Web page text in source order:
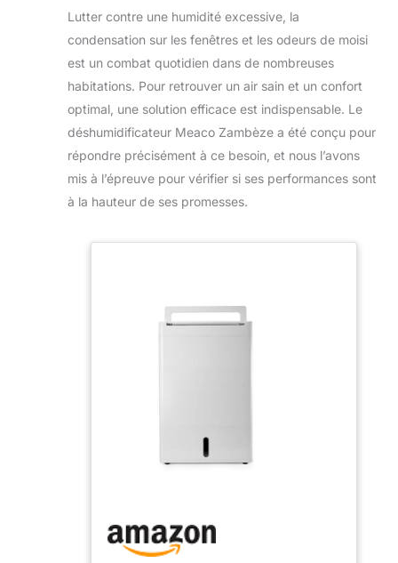
Lutter contre une humidité excessive, la
condensation sur les fenêtres et les odeurs de moisi
est un combat quotidien dans de nombreuses
habitations. Pour retrouver un air sain et un confort
optimal, une solution efficace est indispensable. Le
déshumidificateur Meaco Zambèze a été conçu pour
répondre précisément à ce besoin, et nous l’avons
mis à l’épreuve pour vérifier si ses performances sont
à la hauteur de ses promesses.